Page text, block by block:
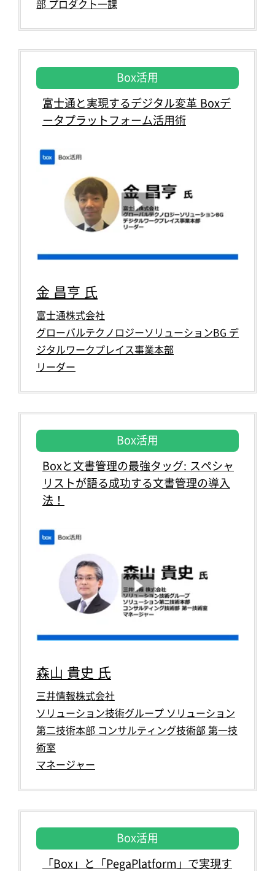
部 プロダクト一課
Box活用
富士通と実現するデジタル変革 Boxデ
ータプラットフォーム活用術
金 昌亨 氏
富士通株式会社
グローバルテクノロジーソリューションBG デ
ジタルワークプレイス事業本部
リーダー
Box活用
Boxと文書管理の最強タッグ: スペシャ
リストが語る成功する文書管理の導入
法！
森山 貴史 氏
三井情報株式会社
ソリューション技術グループ ソリューション
第二技術本部 コンサルティング技術部 第一技
術室
マネージャー
Box活用
「Box」と「PegaPlatform」で実現す